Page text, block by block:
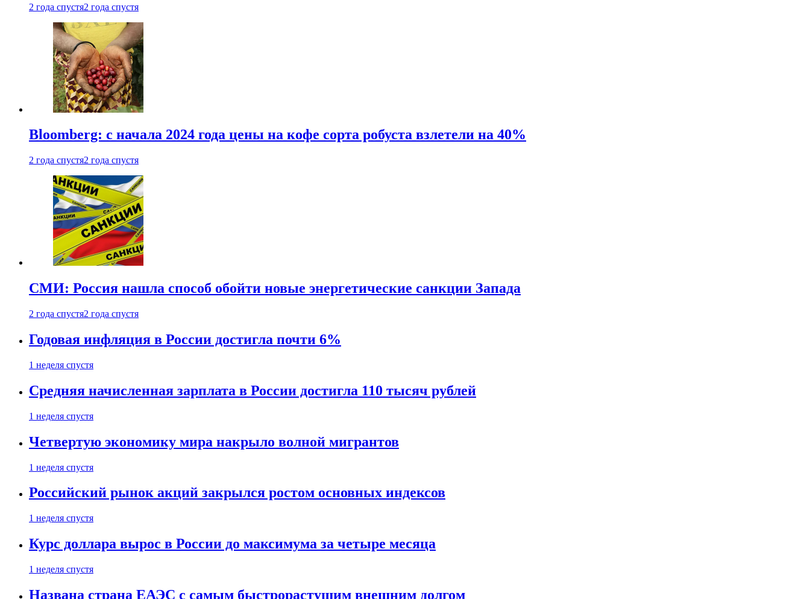
2 года спустя2 года спустя
Bloomberg: с начала 2024 года цены на кофе сорта робуста взлетели на 40%
2 года спустя2 года спустя
СМИ: Россия нашла способ обойти новые энергетические санкции Запада
2 года спустя2 года спустя
Годовая инфляция в России достигла почти 6%
1 неделя спустя
Средняя начисленная зарплата в России достигла 110 тысяч рублей
1 неделя спустя
Четвертую экономику мира накрыло волной мигрантов
1 неделя спустя
Российский рынок акций закрылся ростом основных индексов
1 неделя спустя
Курс доллара вырос в России до максимума за четыре месяца
1 неделя спустя
Названа страна ЕАЭС с самым быстрорастущим внешним долгом